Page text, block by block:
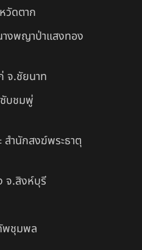
วัดตาก
งพญาป่าแสงทอง
จ.ชัยนาท
บชมพู่
สำนักสงฆ์พระธาตุ
จ.สิงห์บุรี
พชุมพล